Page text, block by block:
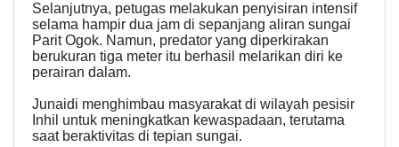
Selanjutnya, petugas melakukan penyisiran intensif
selama hampir dua jam di sepanjang aliran sungai
Parit Ogok. Namun, predator yang diperkirakan
berukuran tiga meter itu berhasil melarikan diri ke
perairan dalam.
Junaidi menghimbau masyarakat di wilayah pesisir
Inhil untuk meningkatkan kewaspadaan, terutama
saat beraktivitas di tepian sungai.